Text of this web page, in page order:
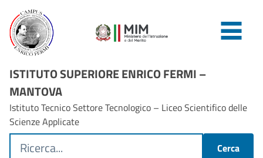
ISTITUTO SUPERIORE ENRICO FERMI –
MANTOVA
Istituto Tecnico Settore Tecnologico – Liceo Scientifico delle
Scienze Applicate
Cerca